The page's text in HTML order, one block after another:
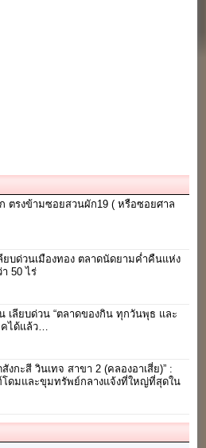
ตรงข้ามซอยสวนผัก19 ( หรือซอยศาล
ยบด่วนเมืองทอง ตลาดนัดยามค่ำคืนแห่ง
50 ไร่
เลียบด่วน “ตลาดของกิน ทุกวันพุธ และ
คได้แล้ว…
งกะสี วินเทจ สาขา 2 (คลองอาเสี่ย)” :
โดมและขุมทรัพย์กลางแจ้งที่ใหญ่ที่สุดใน